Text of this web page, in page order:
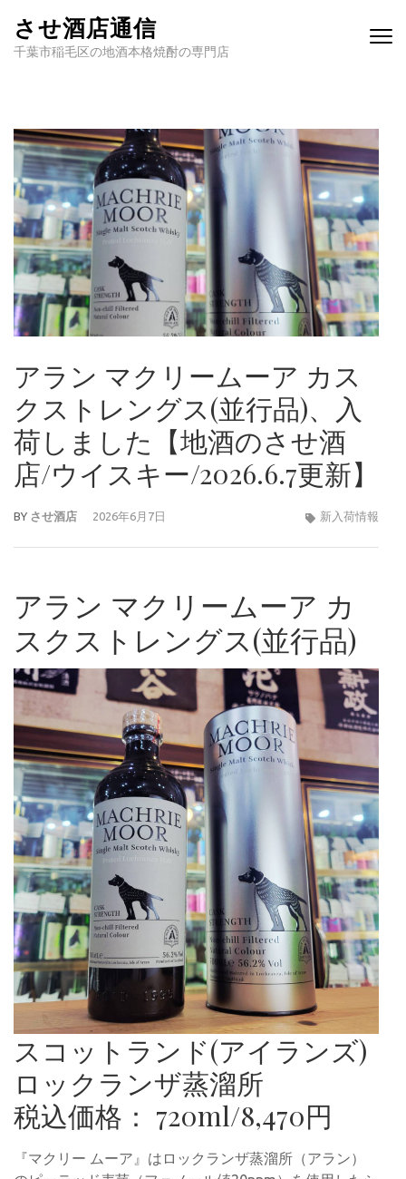
させ酒店通信
千葉市稲毛区の地酒本格焼酎の専門店
アラン マクリームーア カス
クストレングス(並行品)、入
荷しました【地酒のさせ酒
店/ウイスキー/2026.6.7更新】
BY させ酒店 2026年6月7日 新入荷情報
アラン マクリームーア カ
スクストレングス(並行品)
スコットランド(アイランズ)
ロックランザ蒸溜所
税込価格： 720ml/8,470円
『マクリー ムーア』はロックランザ蒸溜所（アラン）